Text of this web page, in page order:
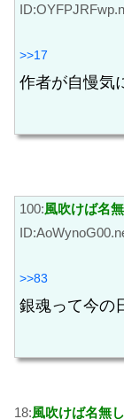
>>17
作者が自慢気
100:風吹けば名
>>83
銀魂って今の
18:風吹けば名無